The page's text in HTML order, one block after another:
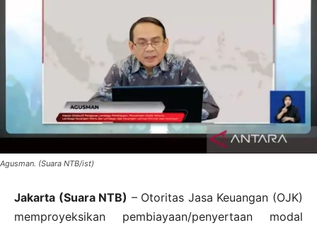
Agusman. (Suara NTB/ist)
Jakarta (Suara NTB) – Otoritas Jasa Keuangan (OJK)
memproyeksikan pembiayaan/penyertaan modal